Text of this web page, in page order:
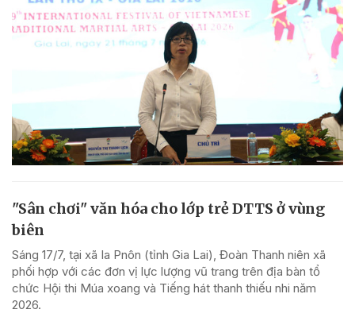
"Sân chơi" văn hóa cho lớp trẻ DTTS ở vùng
biên
Sáng 17/7, tại xã Ia Pnôn (tỉnh Gia Lai), Đoàn Thanh niên xã
phối hợp với các đơn vị lực lượng vũ trang trên địa bàn tổ
chức Hội thi Múa xoang và Tiếng hát thanh thiếu nhi năm
2026.